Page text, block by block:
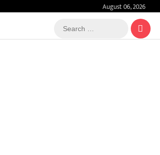
August 06, 2026
Search
…